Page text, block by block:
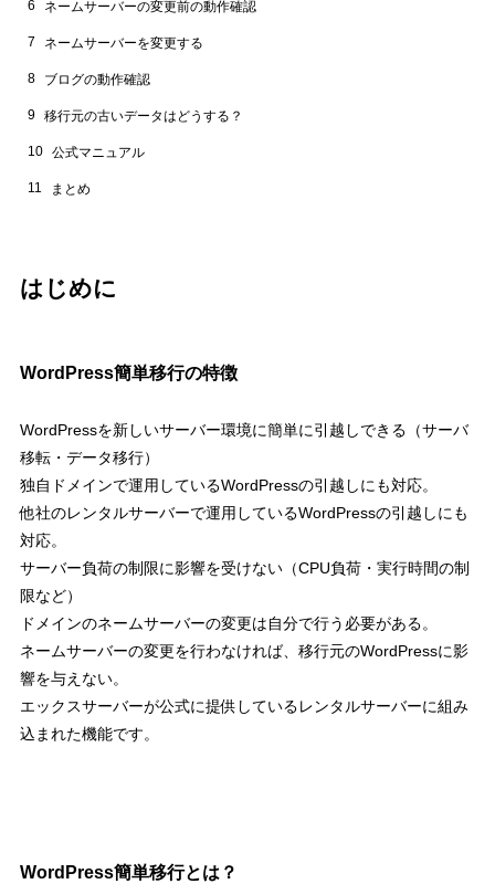
6 ネームサーバーの変更前の動作確認
7 ネームサーバーを変更する
8 ブログの動作確認
9 移行元の古いデータはどうする？
10 公式マニュアル
11 まとめ
はじめに
WordPress簡単移行の特徴
WordPressを新しいサーバー環境に簡単に引越しできる（サーバ
移転・データ移行）
独自ドメインで運用しているWordPressの引越しにも対応。
他社のレンタルサーバーで運用しているWordPressの引越しにも
対応。
サーバー負荷の制限に影響を受けない（CPU負荷・実行時間の制
限など）
ドメインのネームサーバーの変更は自分で行う必要がある。
ネームサーバーの変更を行わなければ、移行元のWordPressに影
響を与えない。
エックスサーバーが公式に提供しているレンタルサーバーに組み
込まれた機能です。
WordPress簡単移行とは？
8 ブログの動作確認
8.1 移行済みWordPress一覧
8.2 プラグインの有効化・再設定
8.3 レンタルサーバの設定を調整する
8.4 ディレクトリ構造を変更する場合
移行元の古いデータはどうする？
11.1 簡単移行の機能があるレンタルサーバー